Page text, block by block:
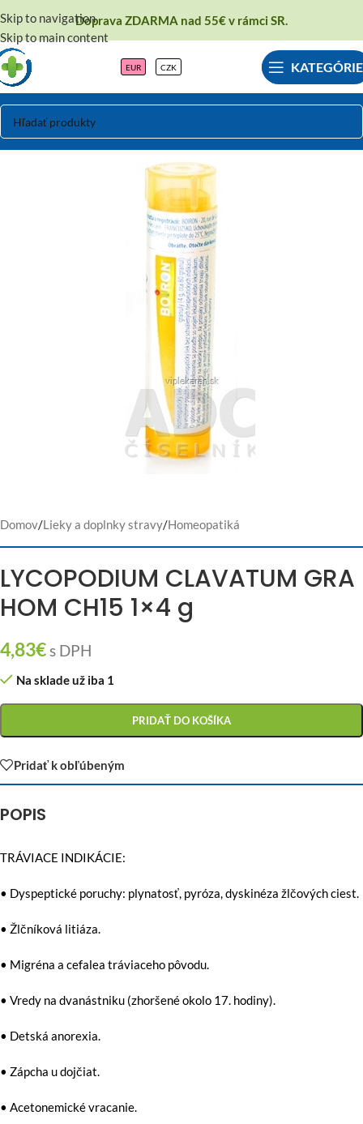
Skip to navigation
Skip to main content
Doprava ZDARMA nad 55€ v rámci SR.
EUR CZK KATEGÓRIE
Domov/Lieky a doplnky stravy/Homeopatiká
LYCOPODIUM CLAVATUM GRA
HOM CH15 1×4 g
4,83€s DPH
Na sklade už iba 1
PRIDAŤ DO KOŠÍKA
Pridať k obľúbeným
POPIS
TRÁVIACE INDIKÁCIE:
• Dyspeptické poruchy: plynatosť, pyróza, dyskinéza žlčových ciest.
• Žlčníková litiáza.
• Migréna a cefalea tráviaceho pôvodu.
• Vredy na dvanástniku (zhoršené okolo 17. hodiny).
• Detská anorexia.
• Zápcha u dojčiat.
• Acetonemické vracanie.